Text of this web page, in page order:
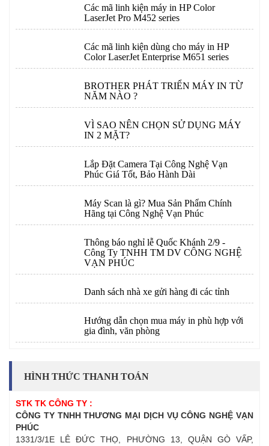
Các mã linh kiện máy in HP Color
LaserJet Pro M452 series
Các mã linh kiện dùng cho máy in HP
Color LaserJet Enterprise M651 series
BROTHER PHÁT TRIỂN MÁY IN TỪ
NĂM NÀO ?
VÌ SAO NÊN CHỌN SỬ DỤNG MÁY
IN 2 MẶT?
Lắp Đặt Camera Tại Công Nghệ Vạn
Phúc Giá Tốt, Bảo Hành Dài
Máy Scan là gì? Mua Sản Phẩm Chính
Hãng tại Công Nghệ Vạn Phúc
Thông báo nghỉ lễ Quốc Khánh 2/9 -
Công Ty TNHH TM DV CÔNG NGHỆ
VẠN PHÚC
Danh sách nhà xe gửi hàng đi các tỉnh
Hướng dẫn chọn mua máy in phù hợp với
gia đình, văn phòng
HÌNH THỨC THANH TOÁN
STK TK CÔNG TY :
CÔNG TY TNHH THƯƠNG MẠI DỊCH VỤ CÔNG NGHỆ VẠN
PHÚC
1331/3/1E LÊ ĐỨC THỌ, PHƯỜNG 13, QUẬN GÒ VẤP,